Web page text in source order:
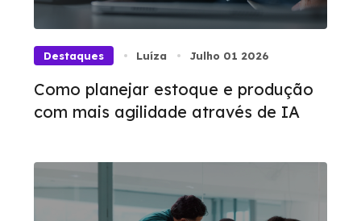
Destaques Luíza Julho 01 2026
Como planejar estoque e produção
com mais agilidade através de IA